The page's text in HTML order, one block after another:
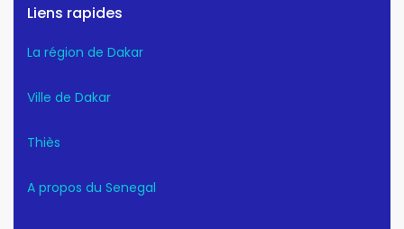
Liens rapides
La région de Dakar
Ville de Dakar
Thiès
A propos du Senegal